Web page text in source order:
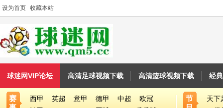
设为首页 收藏本站
球迷网VIP论坛 高清足球视频下载 高清篮球视频下载 经
赛
西甲 英超 意甲 德甲 中超
欧冠
节
天下